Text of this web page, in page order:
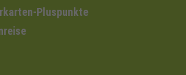
Pluspunkte